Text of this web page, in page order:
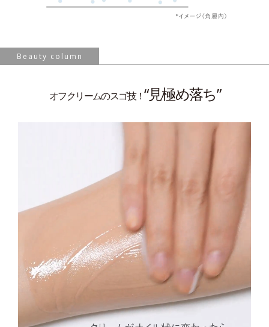
Beauty column
オフクリームのスゴ技！“見極め落ち”